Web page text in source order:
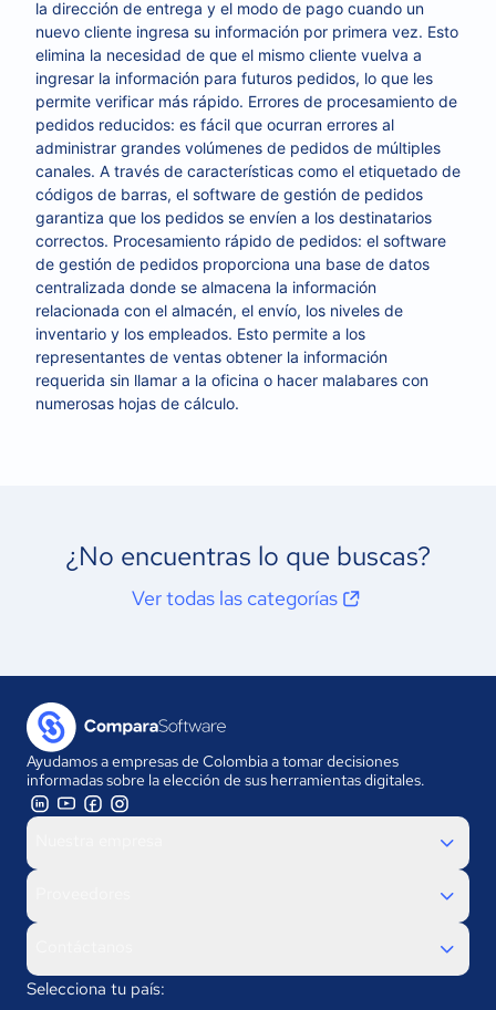
la dirección de entrega y el modo de pago cuando un
nuevo cliente ingresa su información por primera vez. Esto
elimina la necesidad de que el mismo cliente vuelva a
ingresar la información para futuros pedidos, lo que les
permite verificar más rápido. Errores de procesamiento de
pedidos reducidos: es fácil que ocurran errores al
administrar grandes volúmenes de pedidos de múltiples
canales. A través de características como el etiquetado de
códigos de barras, el software de gestión de pedidos
garantiza que los pedidos se envíen a los destinatarios
correctos. Procesamiento rápido de pedidos: el software
de gestión de pedidos proporciona una base de datos
centralizada donde se almacena la información
relacionada con el almacén, el envío, los niveles de
inventario y los empleados. Esto permite a los
representantes de ventas obtener la información
requerida sin llamar a la oficina o hacer malabares con
numerosas hojas de cálculo.
¿No encuentras lo que buscas?
Ver todas las categorías
Ayudamos a empresas de Colombia a tomar decisiones
informadas sobre la elección de sus herramientas digitales.
Selecciona tu país: